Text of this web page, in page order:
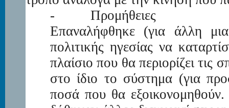
- Προμήθειες
Επαναλήφθηκε (για άλλη
πολιτικής ηγεσίας να
πλαίσιο που θα περιορίζει τις
στο ίδιο το σύστημα (για
ποσά που θα